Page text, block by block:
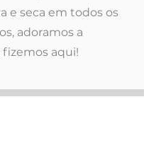
e seca em todos os
adoramos a
aqui!